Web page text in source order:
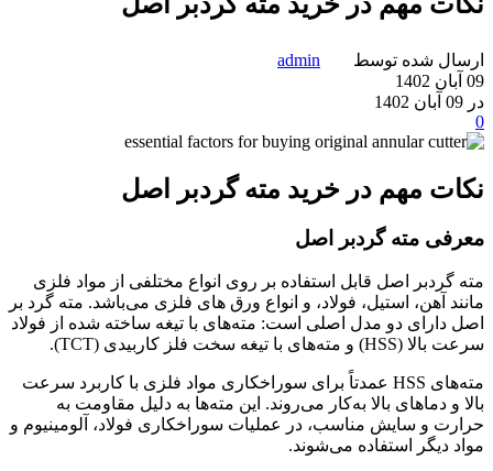
ارسال شده توسط
admin
09 آبان 1402
در 09 آبان 1402
0
نکات مهم در خرید مته گردبر اصل
معرفی مته گردبر اصل
مته گردبر اصل قابل استفاده بر روی انواع مختلفی از مواد فلزی
مانند آهن، استیل، فولاد، و انواع ورق‌ های فلزی می‌باشد. مته گرد بر
اصل دارای دو مدل اصلی است: مته‌های با تیغه ساخته شده از فولاد
سرعت بالا (HSS) و مته‌های با تیغه سخت فلز کاربیدی (TCT).
مته‌های HSS عمدتاً برای سوراخکاری مواد فلزی با کاربرد سرعت
بالا و دماهای بالا به‌کار می‌روند. این مته‌ها به دلیل مقاومت به
حرارت و سایش مناسب، در عملیات سوراخکاری فولاد، آلومینیوم و
مواد دیگر استفاده می‌شوند.